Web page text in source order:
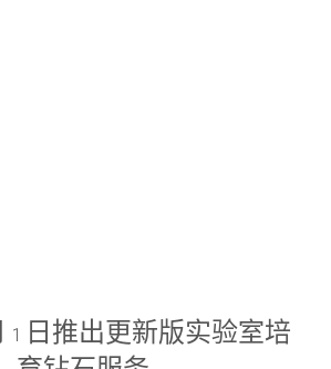
1 日推出更新版实验室培